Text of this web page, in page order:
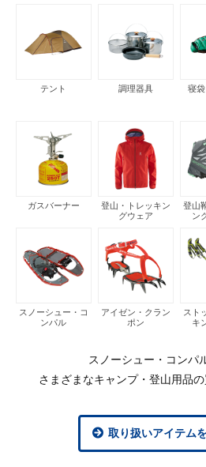
テント 調理器具 寝
ガスバーナー
登山・トレッキン
グウェア
登山
ン
スノーシュー・コ
ンパル
アイゼン・クラン
ポン
スト
キ
スノーシュー・コンパ
さまざまなキャンプ・登山用品の
取り扱いアイテム